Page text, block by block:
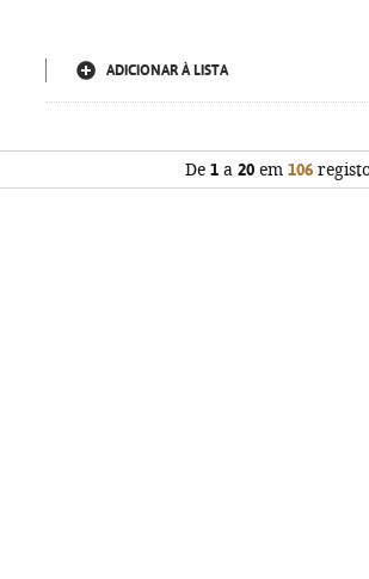
ADICIONAR À LISTA
De 1 a 20 em 106